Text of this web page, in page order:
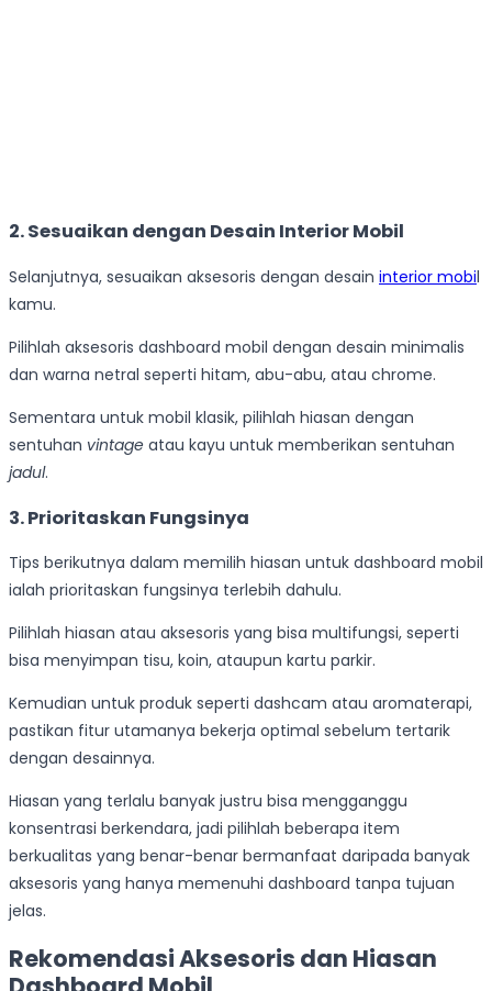
2.Sesuaikan dengan Desain Interior Mobil
Selanjutnya, sesuaikan aksesoris dengan desain interior mobil
kamu.
Pilihlah aksesoris dashboard mobil dengan desain minimalis
dan warna netral seperti hitam, abu-abu, atau chrome.
Sementara untuk mobil klasik, pilihlah hiasan dengan
sentuhan vintage atau kayu untuk memberikan sentuhan
jadul.
3.Prioritaskan Fungsinya
Tips berikutnya dalam memilih hiasan untuk dashboard mobil
ialah prioritaskan fungsinya terlebih dahulu.
Pilihlah hiasan atau aksesoris yang bisa multifungsi, seperti
bisa menyimpan tisu, koin, ataupun kartu parkir.
Kemudian untuk produk seperti dashcam atau aromaterapi,
pastikan fitur utamanya bekerja optimal sebelum tertarik
dengan desainnya.
Hiasan yang terlalu banyak justru bisa mengganggu
konsentrasi berkendara, jadi pilihlah beberapa item
berkualitas yang benar-benar bermanfaat daripada banyak
aksesoris yang hanya memenuhi dashboard tanpa tujuan
jelas.
Rekomendasi Aksesoris dan Hiasan